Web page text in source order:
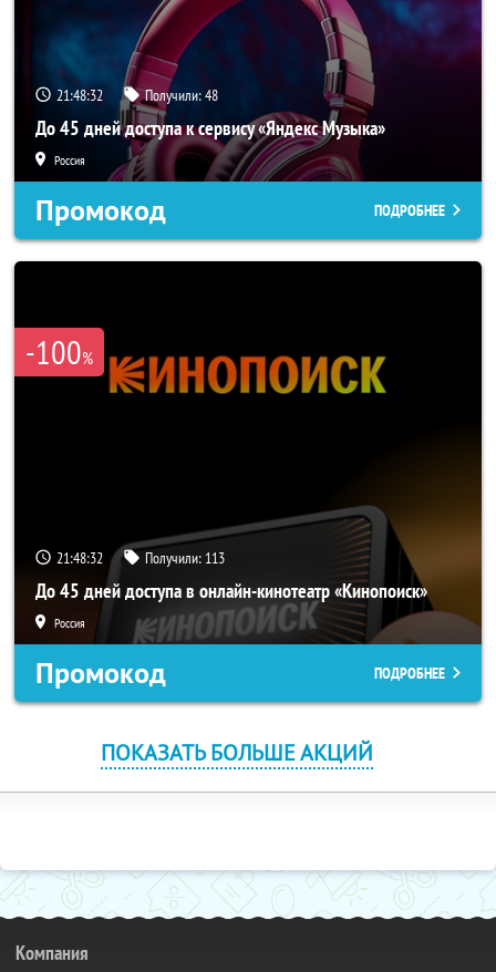
21:48:32 Получили:48
До 45 дней доступа к сервису «Яндекс Музыка»
Россия
Промокод ПОДРОБНЕЕ
-100%
21:48:32 Получили: 113
До 45 дней доступа в онлайн-кинотеатр «Кинопоиск»
Россия
Промокод ПОДРОБНЕЕ
ПОКАЗАТЬ БОЛЬШЕ АКЦИЙ
Компания